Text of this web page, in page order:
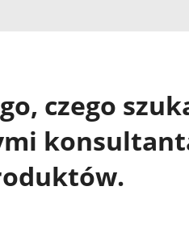
czego